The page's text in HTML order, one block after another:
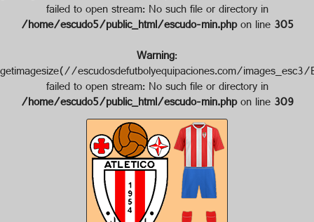
failed to open stream: No such file or directory in
/home/escudo5/public_html/escudo-min.phpon line305
Warning:
getimagesize(//escudosdefutbolyequipaciones.com/
failed to open stream: No such file or directory in
/home/escudo5/public_html/escudo-min.phpon line309